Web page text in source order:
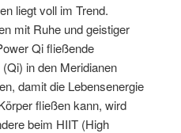
liegt voll im Trend.
mit Ruhe und geistiger
Qi fließende
in den Meridianen
damit die Lebensenergie
fließen kann, wird
beim HIIT (High